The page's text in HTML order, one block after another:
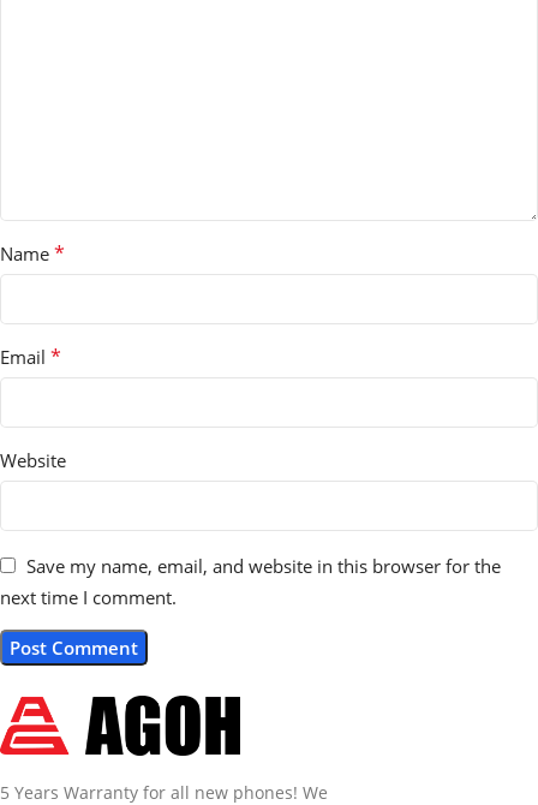
Name *
Email *
Website
Save my name, email, and website in this browser for the
next time I comment.
5 Years Warranty for all new phones! We